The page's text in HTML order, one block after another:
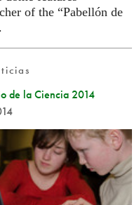
of the “Pabellón de
de la Ciencia 2014